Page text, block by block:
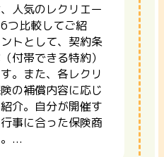
人気のレクリエー
つ比較してご紹
トとして、契約条
付帯できる特約）
。また、各レクリ
の補償内容に応じ
介。自分が開催す
事に合った保険商
...